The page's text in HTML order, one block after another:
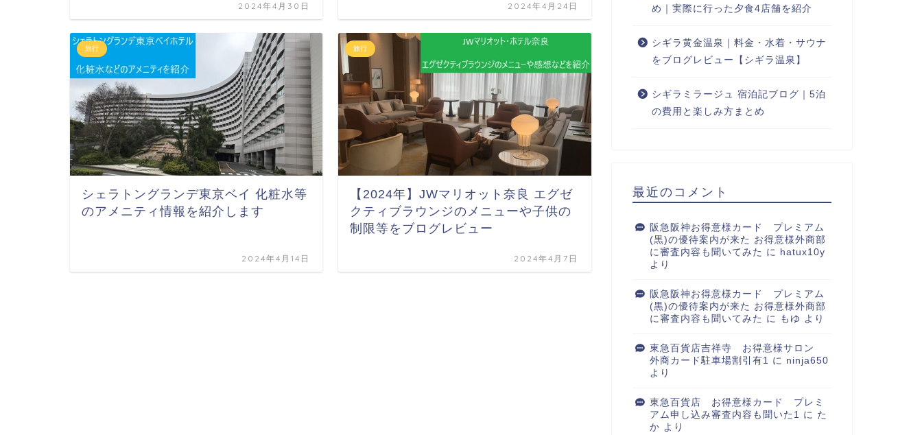
2024年4月30日 2024年4月24日
旅行
シェラトングランデ東京ベイ 化粧水等
のアメニティ情報を紹介します
2024年4月14日
旅行
【2024年】JWマリオット奈良 エグゼ
クティブラウンジのメニューや子供の
制限等をブログレビュー
2024年4月7日
め｜実際に行った夕食4店舗を紹介
シギラ黄金温泉｜料金・水着・サウナ
をブログレビュー【シギラ温泉】
シギラミラージュ 宿泊記ブログ｜5泊
の費用と楽しみ方まとめ
最近のコメント
阪急阪神お得意様カード プレミアム
(黒)の優待案内が来た お得意様外商部
に審査内容も聞いてみた に hatux10y
より
阪急阪神お得意様カード プレミアム
(黒)の優待案内が来た お得意様外商部
に審査内容も聞いてみた に もゆ より
東急百貨店吉祥寺 お得意様サロン
外商カード駐車場割引有1 に ninja650
より
東急百貨店 お得意様カード プレミ
アム申し込み審査内容も聞いた1 に た
か より